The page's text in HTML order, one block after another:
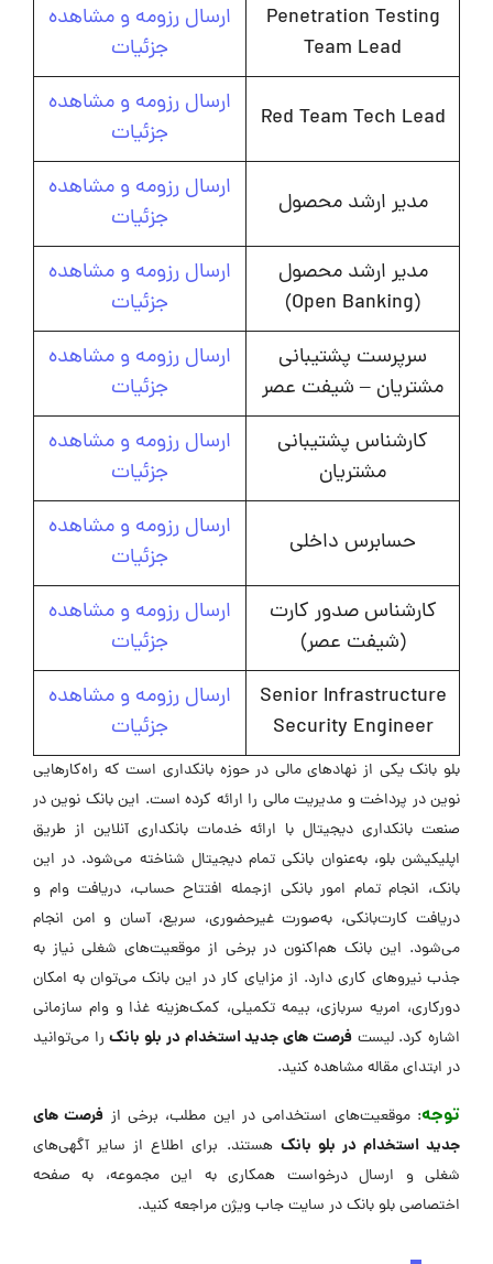
Penetration Testing
Team Lead
ارسال رزومه و مشاهده
جزئیات
Red Team Tech Lead
ارسال رزومه و مشاهده
جزئیات
مدیر ارشد محصول
ارسال رزومه و مشاهده
جزئیات
مدیر ارشد محصول
(Open Banking)
ارسال رزومه و مشاهده
جزئیات
سرپرست پشتیبانی
مشتریان – شیفت عصر
ارسال رزومه و مشاهده
جزئیات
کارشناس پشتیبانی
مشتریان
ارسال رزومه و مشاهده
جزئیات
حسابرس داخلی
ارسال رزومه و مشاهده
جزئیات
کارشناس صدور کارت
(شیفت عصر)
ارسال رزومه و مشاهده
جزئیات
Senior Infrastructure
Security Engineer
ارسال رزومه و مشاهده
جزئیات
بلو بانک یکی از نهادهای مالی در حوزه بانکداری است که راه‌کارهایی
نوین در پرداخت و مدیریت مالی را ارائه کرده است. این بانک نوین در
صنعت بانکداری دیجیتال با ارائه خدمات بانکداری آنلاین از طریق
اپلیکیشن بلو، به‌عنوان بانکی تمام دیجیتال شناخته می‌شود. در این
بانک، انجام تمام امور بانکی ازجمله افتتاح حساب، دریافت وام و
دریافت کارت‌بانکی، به‌صورت غیرحضوری، سریع، آسان و امن انجام
می‌شود. این بانک هم‌اکنون در برخی از موقعیت‌های شغلی نیاز به
جذب نیروهای کاری دارد. از مزایای کار در این بانک می‌توان به امکان
دورکاری، امریه سربازی، بیمه تکمیلی، کمک‌هزینه غذا و وام سازمانی
اشاره کرد. لیستفرصت های جدید استخدام در بلو بانکرا می‌توانید
در ابتدای مقاله مشاهده کنید.
توجه: موقعیت‌های استخدامی در این مطلب، برخی از فرصت های
جدید استخدام در بلو بانک هستند. برای اطلاع از سایر آگهی‌های
شغلی و ارسال درخواست همکاری به این مجموعه، به صفحه
اختصاصی بلو بانک در ‌سایت جاب ویژن مراجعه کنید.